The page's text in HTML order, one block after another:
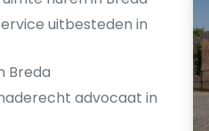
uitbesteden in
Breda
advocaat in